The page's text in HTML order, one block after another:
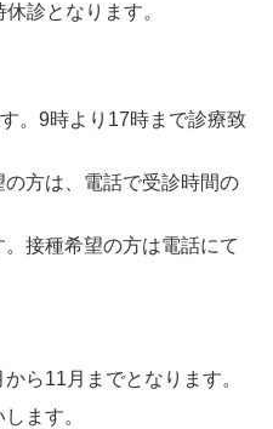
診となります。
。9時より17時まで診療致
方は、電話で受診時間の
接種希望の方は電話にて
から11月までとなります。
ます。